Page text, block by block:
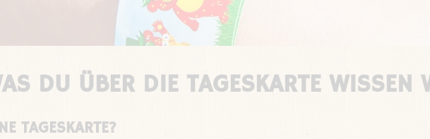
DU ÜBER DIE TAGESKARTE WISSEN
TAGESKARTE?